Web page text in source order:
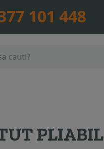
101 448
PLIABIL